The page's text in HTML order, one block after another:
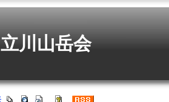
立川山岳会